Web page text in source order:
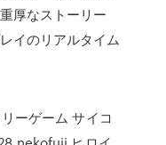
厚なストーリー
イのリアルタイム
ーゲーム サイコ